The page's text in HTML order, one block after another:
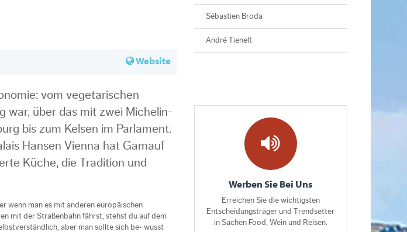
Website
vom vegetarischen
war, über das mit zwei Michelin-
bis zum Kelsen im Parlament.
Hansen Vienna hat Gamauf
Küche, die Tradition und
wenn man es mit anderen europäischen
mit der Straßenbahn fährst, stehst du auf dem
aber man sollte sich be‑ wusst
Sébastien Broda
André Tienelt
Werben Sie Bei Uns
Erreichen Sie die wichtigsten
Entscheidungsträger und Trendsetter
in Sachen Food, Wein und Reisen.